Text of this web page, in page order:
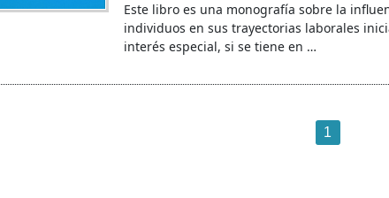
Este libro es una monografía sobre la
individuos en sus trayectorias laborales
interés especial, si se tiene en …
1